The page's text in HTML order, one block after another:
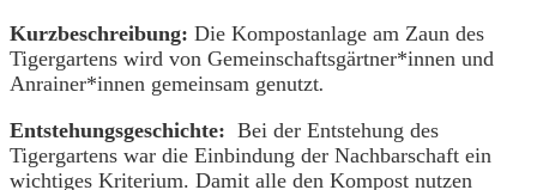
Kurzbeschreibung: Die Kompostanlage am Zaun des
Tigergartens wird von Gemeinschaftsgärtner*innen und
Anrainer*innen gemeinsam genutzt.
Entstehungsgeschichte: Bei der Entstehung des
Tigergartens war die Einbindung der Nachbarschaft ein
wichtiges Kriterium. Damit alle den Kompost nutzen